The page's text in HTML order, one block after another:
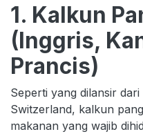
1. Kalkun
(Inggris,
Prancis)
Seperti yang dilansir
Switzerland, kalkun
makanan yang wajib